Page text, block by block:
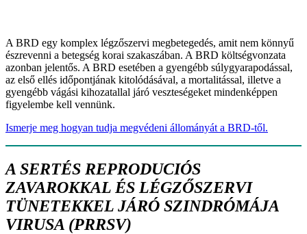
A BRD egy komplex légzőszervi megbetegedés, amit nem könnyű
észrevenni a betegség korai szakaszában. A BRD költségvonzata
azonban jelentős. A BRD esetében a gyengébb súlygyarapodással,
az első ellés időpontjának kitolódásával, a mortalitással, illetve a
gyengébb vágási kihozatallal járó veszteségeket mindenképpen
figyelembe kell vennünk.
Ismerje meg hogyan tudja megvédeni állományát a BRD-től.
A SERTÉS REPRODUCIÓS
ZAVAROKKAL ÉS LÉGZŐSZERVI
TÜNETEKKEL JÁRÓ SZINDRÓMÁJA
VIRUSA (PRRSV)